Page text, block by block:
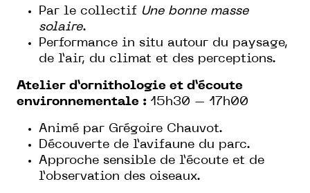
Par le collectif Une bonne masse
solaire.
Performance in situ autour du paysage,
de l’air, du climat et des perceptions.
Atelier d’ornithologie et d’écoute
environnementale : 15h30 – 17h00
Animé par Grégoire Chauvot.
Découverte de l’avifaune du parc.
Approche sensible de l’écoute et de
l’observation des oiseaux.